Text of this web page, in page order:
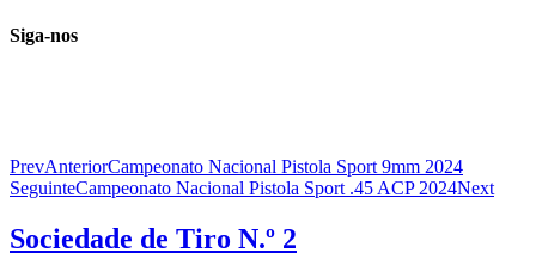
Siga-nos
PrevAnteriorCampeonato Nacional Pistola Sport 9mm 2024
SeguinteCampeonato Nacional Pistola Sport .45 ACP 2024Next
Sociedade de Tiro N.º 2